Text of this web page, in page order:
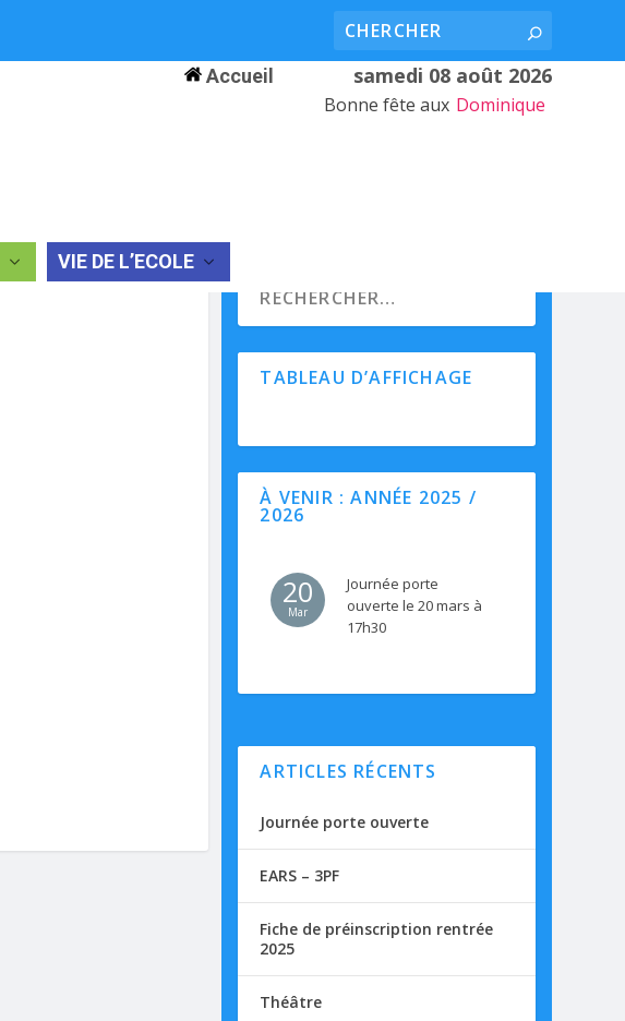
VIE DE L’ECOLE
Accueil samedi 08 août 2026
Bonne fête aux Dominique
TABLEAU D’AFFICHAGE
À VENIR : ANNÉE 2025 /
2026
20
Mar
Journée porte
ouverte le 20 mars à
17h30
ARTICLES RÉCENTS
Journée porte ouverte
EARS – 3PF
Fiche de préinscription rentrée
2025
Théâtre